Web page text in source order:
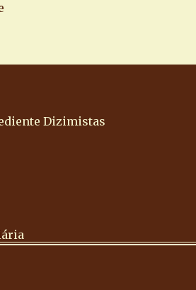
Dizimistas